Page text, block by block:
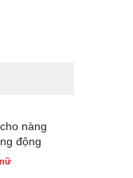
cho phụ
của Hoa
nàng
động